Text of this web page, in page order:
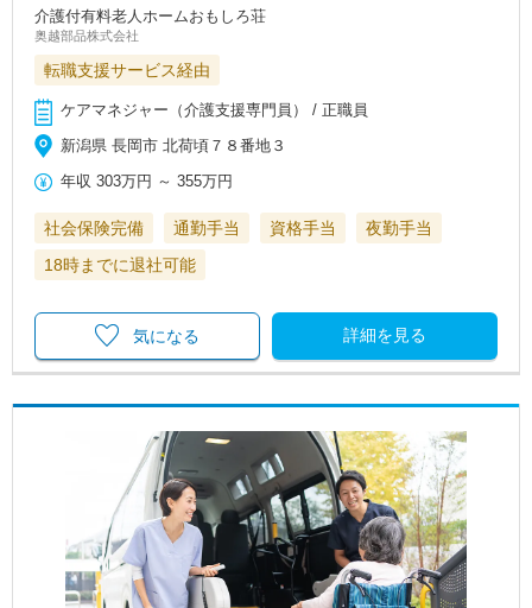
介護付有料老人ホームおもしろ荘
奥越部品株式会社
転職支援サービス経由
ケアマネジャー（介護支援専門員） / 正職員
新潟県 長岡市 北荷頃７８番地３
年収 303万円 ～355万円
社会保険完備 通勤手当 資格手当
夜勤手当
18時までに退社可能
詳細を見る
気になる